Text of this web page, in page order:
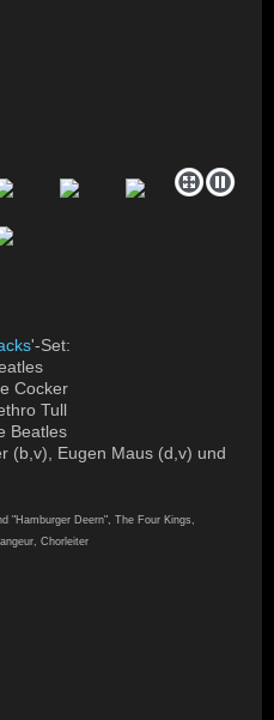
'-Set:
Cocker
Tull
Beatles
(b,v), Eugen Maus (d,v) und
"Hamburger Deern", The Four Kings,
Chorleiter